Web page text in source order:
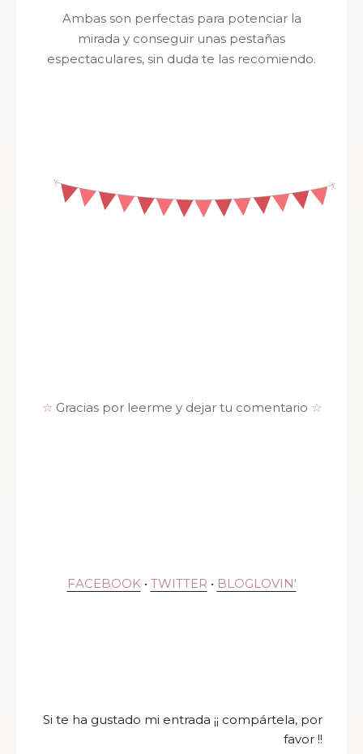
Ambas son perfectas para potenciar la
mirada y conseguir unas pestañas
espectaculares, sin duda te las recomiendo.
☆ Gracias por leerme y dejar tu comentario ☆
FACEBOOK • TWITTER • BLOGLOVIN'
Si te ha gustado mi entrada ¡¡ compártela, por
favor !!